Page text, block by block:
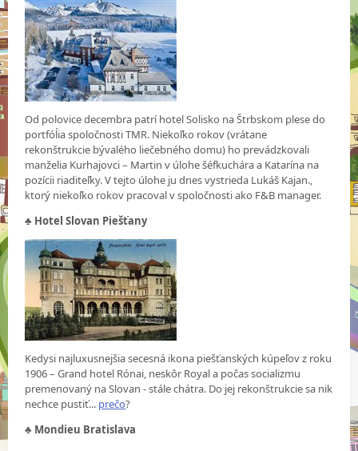
Od polovice decembra patrí hotel Solisko na Štrbskom plese do
portfóĺia spoločnosti TMR. Niekoľko rokov (vrátane
rekonštrukcie bývalého liečebného domu) ho prevádzkovali
manželia Kurhajovci – Martin v úlohe šéfkuchára a Katarína na
pozícii riaditeľky. V tejto úlohe ju dnes vystrieda Lukáš Kajan.,
ktorý niekoľko rokov pracoval v spoločnosti ako F&B manager.
♣ Hotel Slovan Piešťany
Kedysi najluxusnejšia secesná ikona piešťanských kúpeľov z roku
1906 – Grand hotel Rónai, neskôr Royal a počas socializmu
premenovaný na Slovan - stále chátra. Do jej rekonštrukcie sa nik
nechce pustiť... prečo?
♣ Mondieu Bratislava